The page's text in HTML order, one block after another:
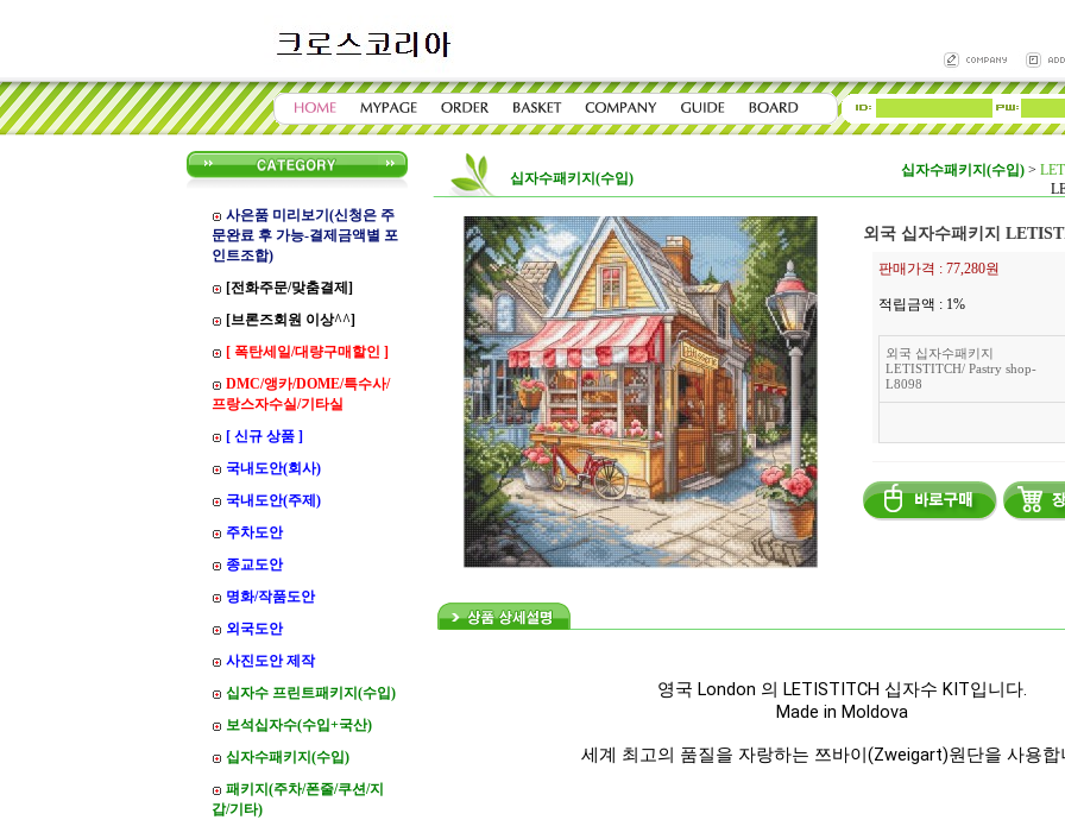
사은품 미리보기(신청은 주
문완료 후 가능-결제금액별 포
인트조합)
[전화주문/맞춤결제]
[브론즈회원 이상^^]
[ 폭탄세일/대량구매할인 ]
DMC/앵카/DOME/특수사/
프랑스자수실/기타실
[ 신규 상품 ]
국내도안(회사)
국내도안(주제)
주차도안
종교도안
명화/작품도안
외국도안
사진도안 제작
십자수 프린트패키지(수입)
보석십자수(수입+국산)
십자수패키지(수입)
패키지(주차/폰줄/쿠션/지
갑/기타)
십자수패키지(수입) 십자수패키지(수입) >
외국 십자수패키지
판매가격 : 77,280원
적립금액 : 1%
외국 십자수패키지
LETISTITCH/ Pastry shop-
L8098
영국 London 의 LETISTITCH 십자수 KIT입니다.
Made in Moldova
세계 최고의 품질을 자랑하는 쯔바이(Zweigart)원단을 사용합